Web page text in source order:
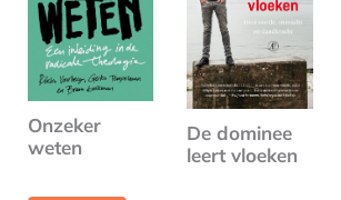
Onzeker
weten
De dominee
leert vloeken